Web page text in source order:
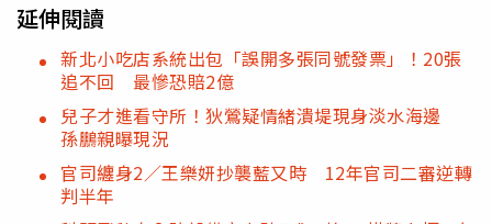
延伸閱讀
新北小吃店系統出包「誤開多張同號發票」！20張
追不回 最慘恐賠2億
兒子才進看守所！狄鶯疑情緒潰堤現身淡水海邊
孫鵬親曝現況
官司纏身2／王樂妍抄襲藍又時 12年官司二審逆轉
判半年